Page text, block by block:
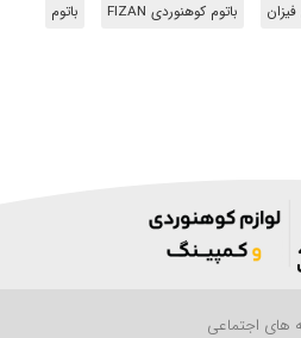
باتوم کوهنوردی FIZAN باتوم
های اجتماعی